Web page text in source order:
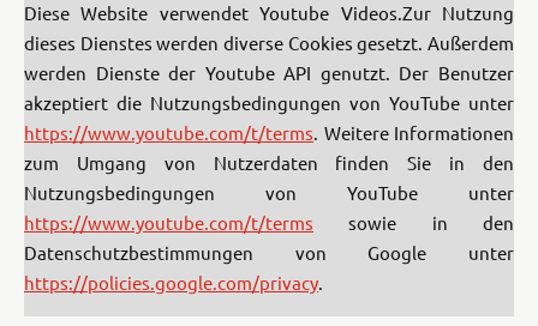
Diese Website verwendet Youtube Videos.Zur Nutzung
dieses Dienstes werden diverse Cookies gesetzt. Außerdem
werden Dienste der Youtube API genutzt. Der Benutzer
akzeptiert die Nutzungsbedingungen von YouTube unter
https://www.youtube.com/t/terms. Weitere Informationen
zum Umgang von Nutzerdaten finden Sie in den
Nutzungsbedingungen von YouTube unter
https://www.youtube.com/t/terms sowie in den
Datenschutzbestimmungen von Google unter
https://policies.google.com/privacy.